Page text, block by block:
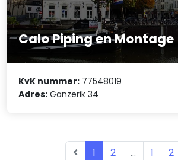
Calo Piping en Montage
KvK nummer: 77548019
Adres: Ganzerik 34
1 2 ... 1 2